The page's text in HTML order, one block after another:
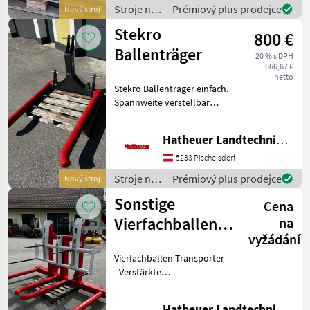
Nový stroj
Wartezeiten oder
Wegstrecken
Stroje na
zber
objemových
krmív /
Göweil
Prémiový plus prodejce
Nový stroj
Stekro
Ballenträger
800 €
20 % s DPH
666,67 €
netto
Stekro Ballenträger einfach.
Spannweite verstellbar
Gewicht: 89kg Wir freuen
uns auf Ihre Anfrage. Mfg
Hatheuer Landtechnik GmbH & Co.KG.
5233 Pischelsdorf
Stroje na
zber
objemových
krmív /
Stekro
Prémiový plus prodejce
Sonstige
Vierfachballen-
Cena
na
vyžádání
Vierfachballen-Transporter
- Verstärkte